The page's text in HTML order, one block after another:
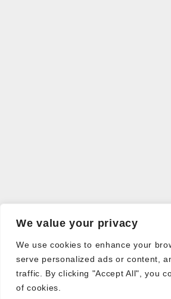
We value your privacy
We use cookies to enhance your
serve personalized ads or content,
traffic. By clicking "Accept All", you
of cookies.